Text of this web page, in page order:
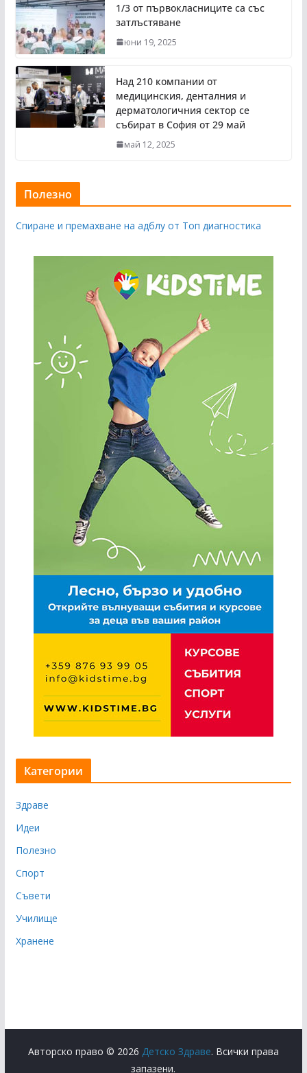
1/3 от първокласниците са със
затлъстяване
юни 19, 2025
Над 210 компании от
медицинския, денталния и
дерматологичния сектор се
събират в София от 29 май
май 12, 2025
Полезно
Спиране и премахване на адблу от Топ диагностика
Категории
Здраве
Идеи
Полезно
Спорт
Съвети
Училище
Хранене
Авторско право © 2026 Детско Здраве. Всички права
запазени.